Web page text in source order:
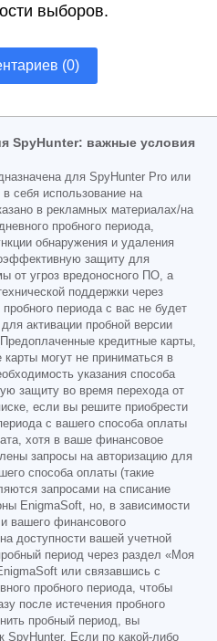
выборов.
(0)
SpyHunter: важные условия
для SpyHunter Pro или
себя использование на
в рекламных материалах/на
пробного периода,
обнаружения и удаления
защиту для
от угроз вредоносного ПО, а
поддержки через
периода с вас не будет
активации пробной версии
кредитные карты,
могут не приниматься в
указания способа
защиту во время перехода от
если вы решите приобрести
с вашего способа оплаты
хотя в ваше финансовое
запросы на авторизацию для
способа оплаты (такие
запросами на списание
EnigmaSoft, но, в зависимости
вашего финансового
доступности вашей учетной
период через раздел «Моя
или связавшись с
пробного периода, чтобы
после истечения пробного
пробный период, вы
SpyHunter. Если по какой-либо